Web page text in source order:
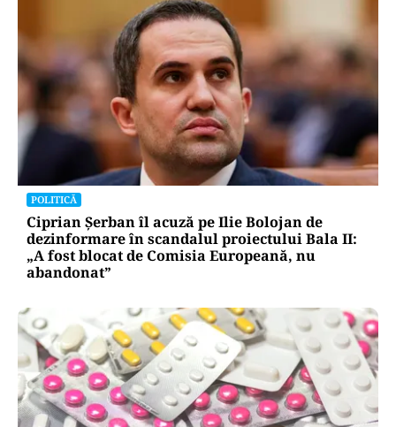
POLITICĂ
Ciprian Șerban îl acuză pe Ilie Bolojan de
dezinformare în scandalul proiectului Bala II:
„A fost blocat de Comisia Europeană, nu
abandonat”